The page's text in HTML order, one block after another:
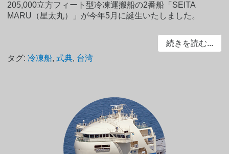
205,000立方フィート型冷凍運搬船の2番船「SEITA
MARU（星太丸）」が今年5月に誕生いたしました。
続きを読む...
タグ:冷凍船,式典, 台湾